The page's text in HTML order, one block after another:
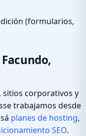
(formularios,
, sitios corporativos y
trabajamos desde
planes de hosting,
SEO.